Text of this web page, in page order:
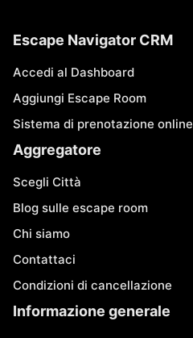
Escape Navigator CRM
Accedi al Dashboard
Aggiungi Escape Room
Sistema di prenotazione online
Aggregatore
Scegli Città
Blog sulle escape room
Chi siamo
Contattaci
Condizioni di cancellazione
Informazione generale